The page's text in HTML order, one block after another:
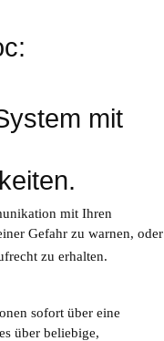
mit
mit Ihren
Gefahr zu warnen, oder
zu erhalten.
sofort über eine
über beliebige,